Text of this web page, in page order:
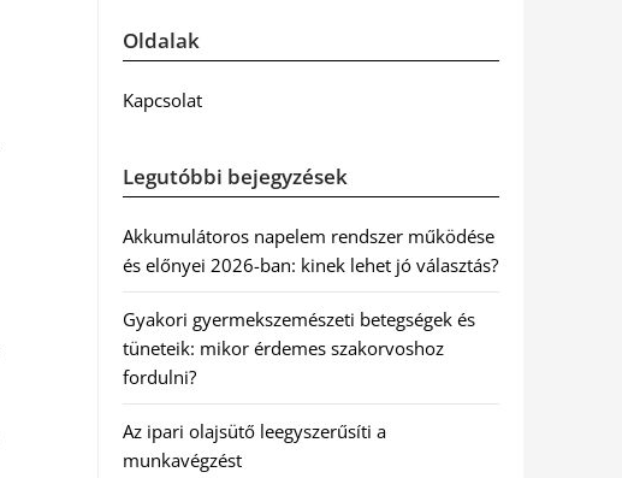
Oldalak
Kapcsolat
Legutóbbi bejegyzések
Akkumulátoros napelem rendszer működése
és előnyei 2026-ban: kinek lehet jó választás?
Gyakori gyermekszemészeti betegségek és
tüneteik: mikor érdemes szakorvoshoz
fordulni?
Az ipari olajsütő leegyszerűsíti a
munkavégzést